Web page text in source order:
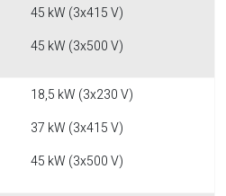
45 kW (3x415 V)
45 kW (3x500 V)
18,5 kW (3x230 V)
37 kW (3x415 V)
45 kW (3x500 V)